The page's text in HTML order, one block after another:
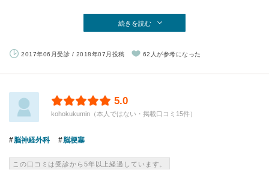
続きを読む
2017年06月受診 / 2018年07月投稿 62人が参考になった
5.0
kohokukumin（本人ではない・掲載口コミ15件）
脳神経外科 脳梗塞
この口コミは受診から5年以上経過しています。